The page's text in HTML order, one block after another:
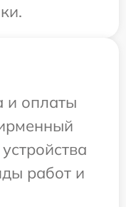
и оплаты
работ и